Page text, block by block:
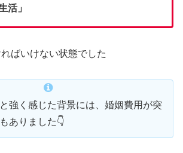
活」
ばいけない状態でした
強く感じた背景には、婚姻費用が突
ありました👇